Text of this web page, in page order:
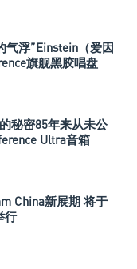
气浮”Einstein（爱因
旗舰黑胶唱盘
秘密85年来从未公
Ultra音箱
China新展期 将于
行